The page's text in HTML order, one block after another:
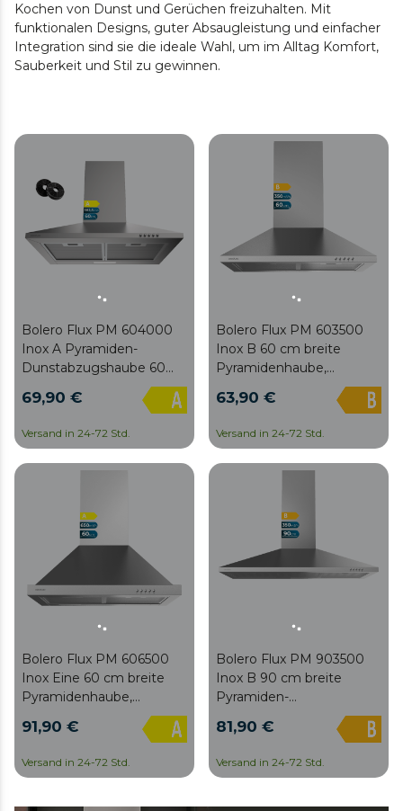
Kochen von Dunst und Gerüchen freizuhalten. Mit
funktionalen Designs, guter Absaugleistung und einfacher
Integration sind sie die ideale Wahl, um im Alltag Komfort,
Sauberkeit und Stil zu gewinnen.
Bolero Flux PM 604000
Inox A Pyramiden-
Dunstabzugshaube 60
cm breit, Edelstahl-Finish,
DC-Motor,
382,5 m³/h, LED-
Beleuchtung und
69,90 €
Versand in 24-72 Std.
Bolero Flux PM 603500
Inox B 60 cm breite
Pyramidenhaube,
Edelstahloberfläche, 350
m3/h Saugleistung, 65 W
mechanische Steuerung,
3 Leistungsstufen, Licht
63,90 €
Versand in 24-72 Std.
Bolero Flux PM 606500
Inox Eine 60 cm breite
Pyramidenhaube,
Edelstahloberfläche,
Saugleistung 650 m3/h,
mechanische Steuerung,
91,90 €
Versand in 24-72 Std.
Bolero Flux PM 903500
Inox B 90 cm breite
Pyramiden-
Edelstahl-Finish, 350 m3/h
Motor, Klasse B,
81,90 €
Versand in 24-72 Std.